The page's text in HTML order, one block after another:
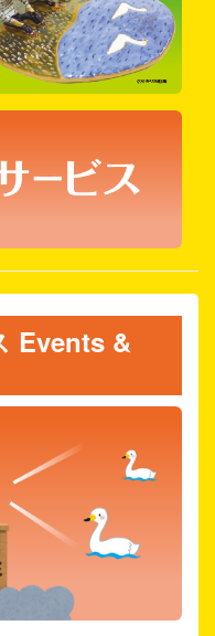
Events &